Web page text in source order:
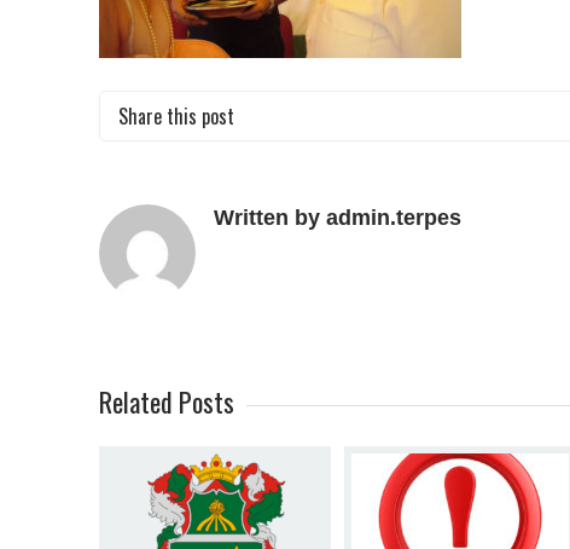
Share this post
Written by admin.terpes
Related Posts